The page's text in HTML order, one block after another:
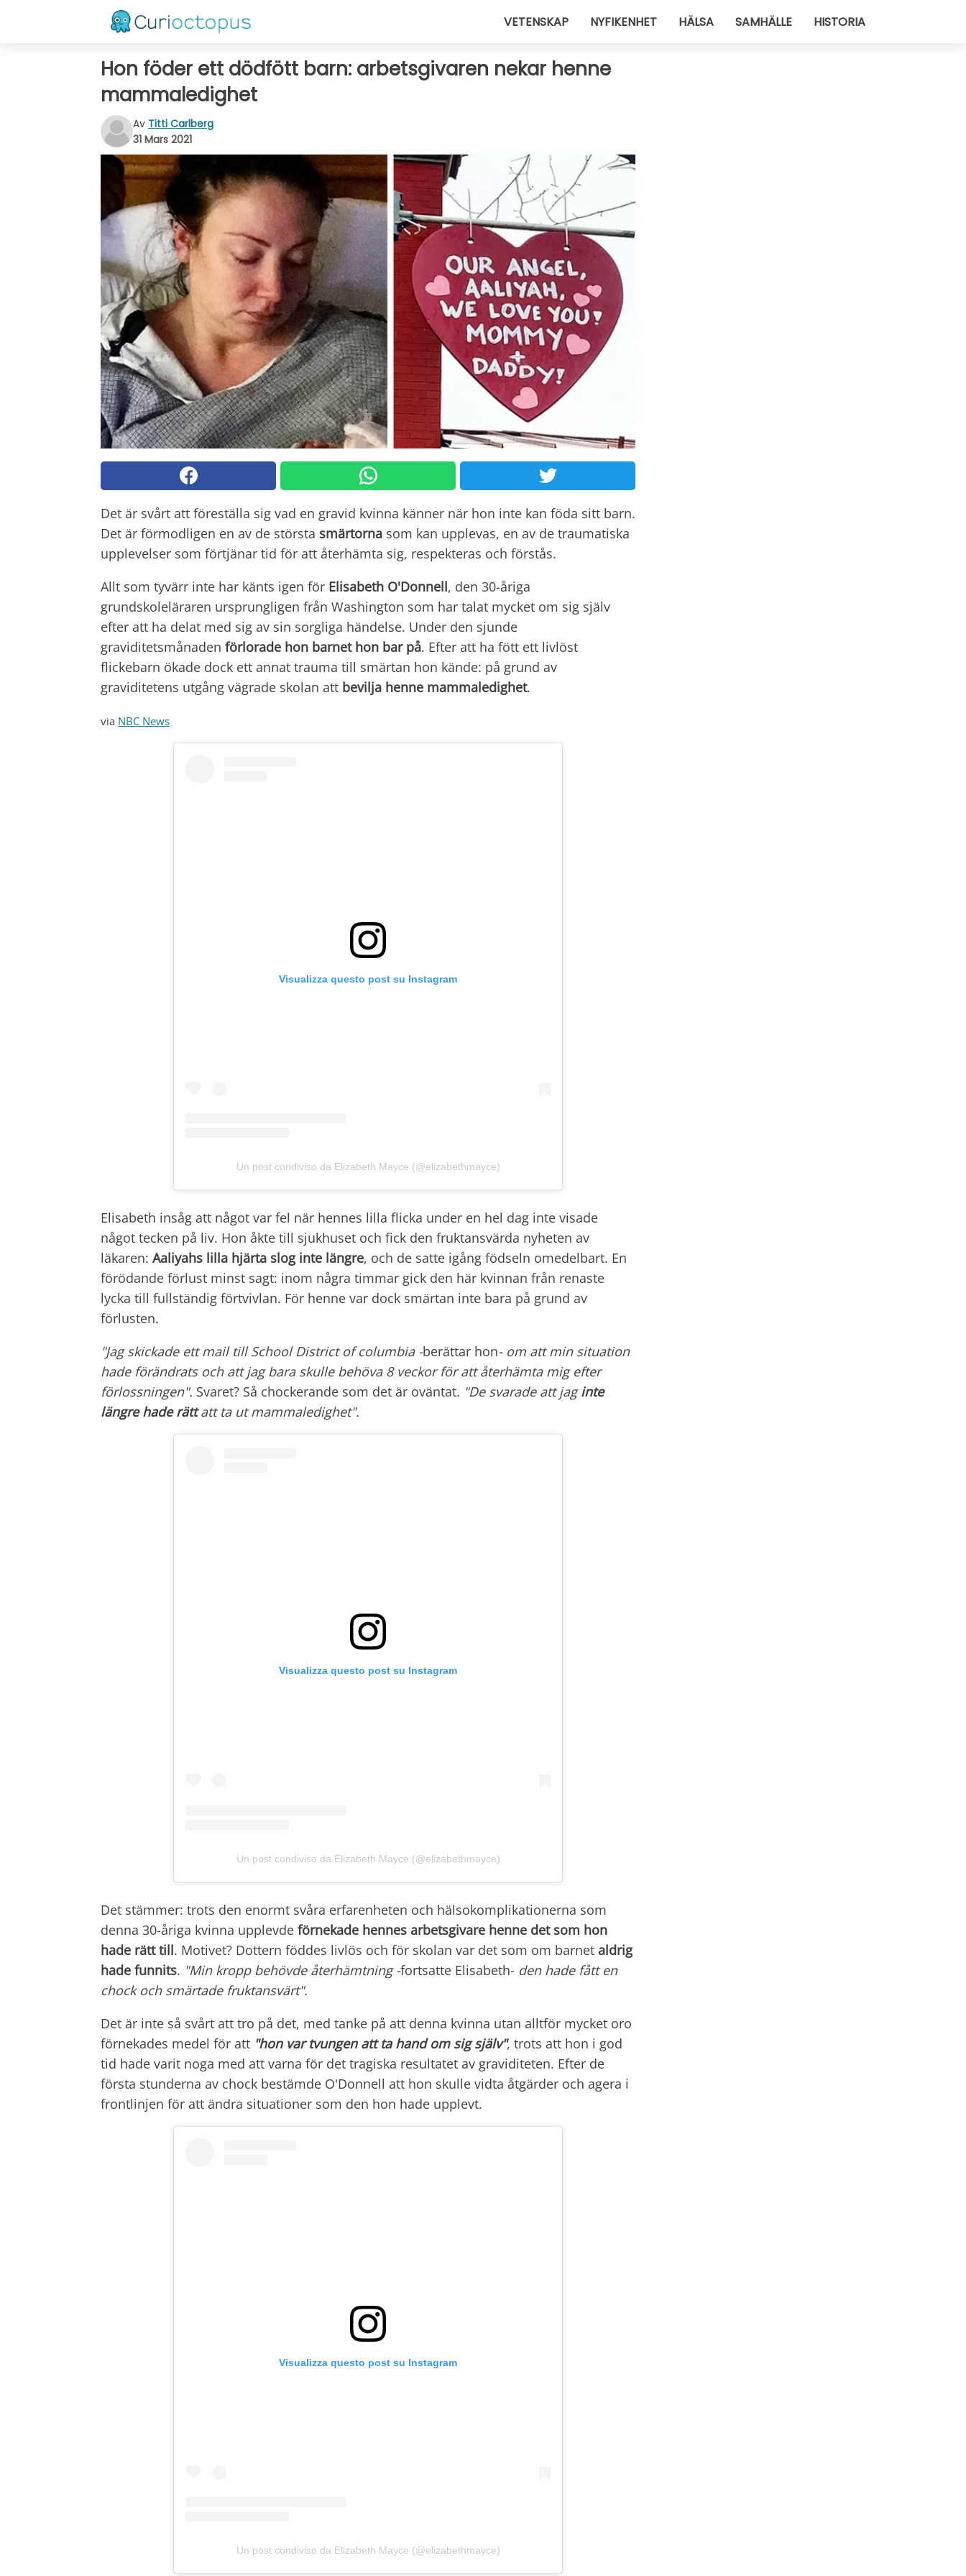
VETENSKAP NYFIKENHET HÄLSA SAMHÄLLE HISTORIA
Hon föder ett dödfött barn: arbetsgivaren nekar henne
mammaledighet
Av Titti Carlberg
31 Mars 2021
Det är svårt att föreställa sig vad en gravid kvinna känner när hon inte kan föda sitt barn.
Det är förmodligen en av de största smärtorna som kan upplevas, en av de traumatiska
upplevelser som förtjänar tid för att återhämta sig, respekteras och förstås.
Allt som tyvärr inte har känts igen för Elisabeth O'Donnell, den 30-åriga
grundskoleläraren ursprungligen från Washington som har talat mycket om sig själv
efter att ha delat med sig av sin sorgliga händelse. Under den sjunde
graviditetsmånaden förlorade hon barnet hon bar på. Efter att ha fött ett livlöst
flickebarn ökade dock ett annat trauma till smärtan hon kände: på grund av
graviditetens utgång vägrade skolan att bevilja henne mammaledighet.
via NBC News
Visualizza questo post su Instagram
Un post condiviso da Elizabeth Mayce (@elizabethmayce)
Elisabeth insåg att något var fel när hennes lilla flicka under en hel dag inte visade
något tecken på liv. Hon åkte till sjukhuset och fick den fruktansvärda nyheten av
läkaren: Aaliyahs lilla hjärta slog inte längre, och de satte igång födseln omedelbart. En
förödande förlust minst sagt: inom några timmar gick den här kvinnan från renaste
lycka till fullständig förtvivlan. För henne var dock smärtan inte bara på grund av
förlusten.
"Jag skickade ett mail till School District of columbia -berättar hon- om att min situation
hade förändrats och att jag bara skulle behöva 8 veckor för att återhämta mig efter
förlossningen". Svaret? Så chockerande som det är oväntat. "De svarade att jaginte
längre hade rättatt ta ut mammaledighet".
Visualizza questo post su Instagram
Un post condiviso da Elizabeth Mayce (@elizabethmayce)
Det stämmer: trots den enormt svåra erfarenheten och hälsokomplikationerna som
denna 30-åriga kvinna upplevde förnekade hennes arbetsgivare henne det som hon
hade rätt till. Motivet? Dottern föddes livlös och för skolan var det som om barnet aldrig
hade funnits. "Min kropp behövde återhämtning -fortsatte Elisabeth- den hade fått en
chock och smärtade fruktansvärt".
Det är inte så svårt att tro på det, med tanke på att denna kvinna utan alltför mycket oro
förnekades medel för att "hon var tvungen att ta hand om sig själv", trots att hon i god
tid hade varit noga med att varna för det tragiska resultatet av graviditeten. Efter de
första stunderna av chock bestämde O'Donnell att hon skulle vidta åtgärder och agera i
frontlinjen för att ändra situationer som den hon hade upplevt.
Visualizza questo post su Instagram
Un post condiviso da Elizabeth Mayce (@elizabethmayce)